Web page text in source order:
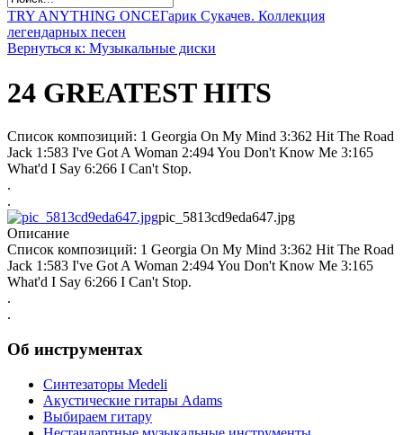
TRY ANYTHING ONCEГарик Сукачев. Коллекция
легендарных песен
Вернуться к: Музыкальные диски
24 GREATEST HITS
Список композиций: 1 Georgia On My Mind 3:362 Hit The Road
Jack 1:583 I've Got A Woman 2:494 You Don't Know Me 3:165
What'd I Say 6:266 I Can't Stop.
.
.
pic_5813cd9eda647.jpg
Описание
Список композиций: 1 Georgia On My Mind 3:362 Hit The Road
Jack 1:583 I've Got A Woman 2:494 You Don't Know Me 3:165
What'd I Say 6:266 I Can't Stop.
.
.
Об инструментах
Синтезаторы Мedeli
Акустические гитары Adams
Выбираем гитару